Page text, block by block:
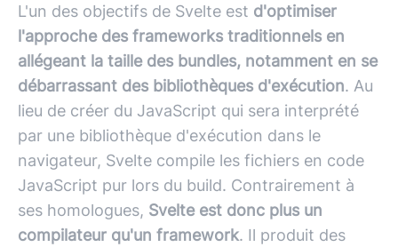
L'un des objectifs de Svelte est d'optimiser
l'approche des frameworks traditionnels en
allégeant la taille des bundles, notamment en se
débarrassant des bibliothèques d'exécution. Au
lieu de créer du JavaScript qui sera interprété
par une bibliothèque d'exécution dans le
navigateur, Svelte compile les fichiers en code
JavaScript pur lors du build. Contrairement à
ses homologues, Svelte est donc plus un
compilateur qu'un framework. Il produit des